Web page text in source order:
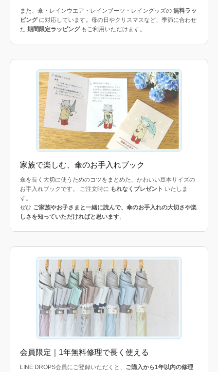
また、傘・レインウエア・レインブーツ・レイングッズの 無料ラッ
ピングに対応しています。母の日やクリスマスなど、季節に合わせ
た 期間限定ラッピングもご利用いただけます。
家族で楽しむ、傘のお手入れブック
傘を長く大切に使うためのコツをまとめた、かわいい豆本サイズの
お手入れブックです。 ご注文時に もれなくプレゼント いたしま
す。
ぜひ ご家族やお子さまと一緒に読んで、傘のお手入れの大切さや楽
しさを知っていただければと思います。
会員限定｜1年無料修理で長く使える
LINE DROPS会員にご登録いただくと、 ご購入から1年以内の修理